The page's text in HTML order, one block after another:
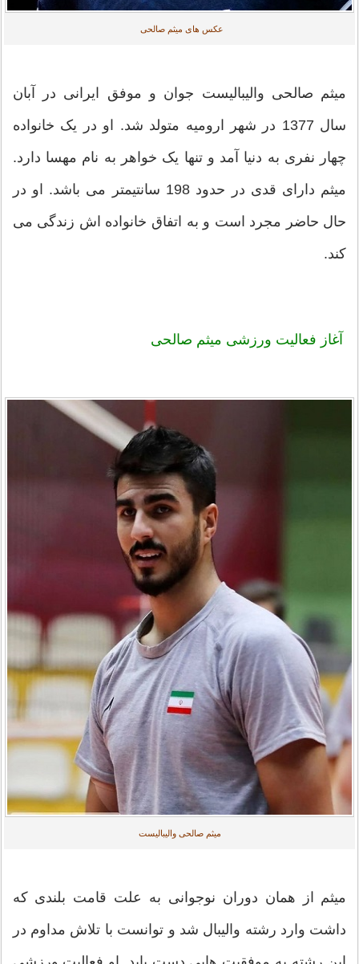
عکس های میثم صالحی
میثم صالحی والیبالیست جوان و موفق ایرانی در آبان
سال 1377 در شهر ارومیه متولد شد. او در یک خانواده
چهار نفری به دنیا آمد و تنها یک خواهر به نام مهسا دارد.
میثم دارای قدی در حدود 198 سانتیمتر می باشد. او در
حال حاضر مجرد است و به اتفاق خانواده اش زندگی می
کند.
آغاز فعالیت ورزشی میثم صالحی
میثم صالحی والیبالیست
میثم از همان دوران نوجوانی به علت قامت بلندی که
داشت وارد رشته والیبال شد و توانست با تلاش مداوم در